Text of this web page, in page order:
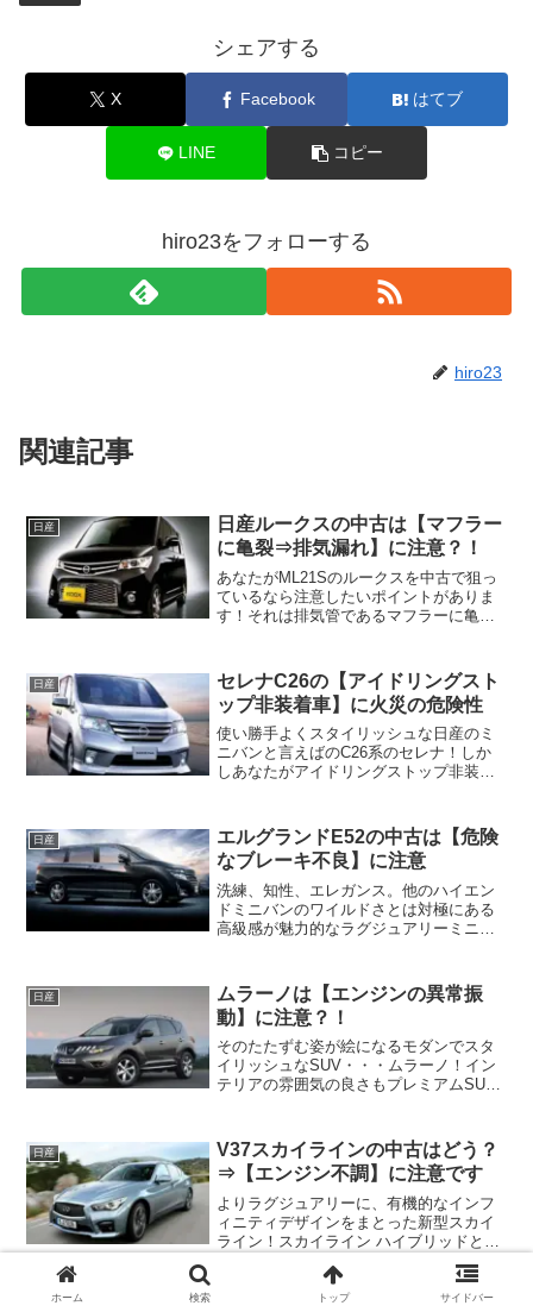
シェアする
X Facebook はてブ
LINE コピー
hiro23をフォローする
hiro23
関連記事
日産
日産ルークスの中古は【マフラー
に亀裂⇒排気漏れ】に注意？！
あなたがML21Sのルークスを中古で狙っ
ているなら注意したいポイントがありま
す！それは排気管であるマフラーに亀裂
日産
セレナC26の【アイドリングスト
ップ非装着車】に火災の危険性
使い勝手よくスタイリッシュな日産のミ
ニバンと言えばのC26系のセレナ！しか
しあなたがアイドリングストップ非装着
性があるちょっと恐い不具合に注意で
す！ (adsbygo...
日産
エルグランドE52の中古は【危険
なブレーキ不良】に注意
洗練、知性、エレガンス。他のハイエン
ドミニバンのワイルドさとは対極にある
高級感が魅力的なラグジュアリーミニバ
っているなら注意したいポイントがあり
ます。それはブレー...
日産
ムラーノは【エンジンの異常振
動】に注意？！
そのたたずむ姿が絵になるモダンでスタ
イリッシュなSUV・・・ムラーノ！イン
テリアの雰囲気の良さもプレミアムSUV
ジンを搭載したTZ51・TNZ51のムラーノ
を中古で狙...
日産
V37スカイラインの中古はどう？
⇒【エンジン不調】に注意です
よりラグジュアリーに、有機的なインフ
ィニティデザインをまとった新型スカイ
ライン！スカイライン ハイブリッドとも
ッドをインストールしラグジュアリーサ
ルーンならではの豊かなトルクと滑らか
Z12 キューブは【ベルト切れ⇒バ
ホーム 検索 トップ サイドバー